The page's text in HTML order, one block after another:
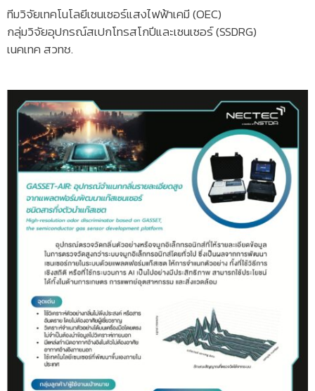
ทีมวิจัยเทคโนโลยีเซนเซอร์แสงไฟฟ้าเคมี (OEC)
กลุ่มวิจัยอุปกรณ์สเปกโทรสโกปีและเซนเซอร์ (SSDRG)
เนคเทค สวทช.